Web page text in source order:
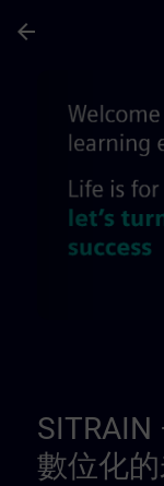
arrow_back
關於我們 -
數位化